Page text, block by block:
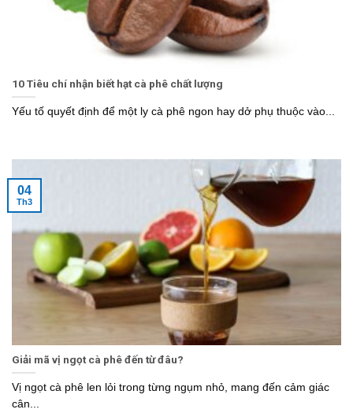
10 Tiêu chí nhận biết hạt cà phê chất lượng
Yếu tố quyết định để một ly cà phê ngon hay dở phụ thuộc vào...
Giải mã vị ngọt cà phê đến từ đâu?
Vị ngọt cà phê len lỏi trong từng ngụm nhỏ, mang đến cảm giác
cân...
04
Th3